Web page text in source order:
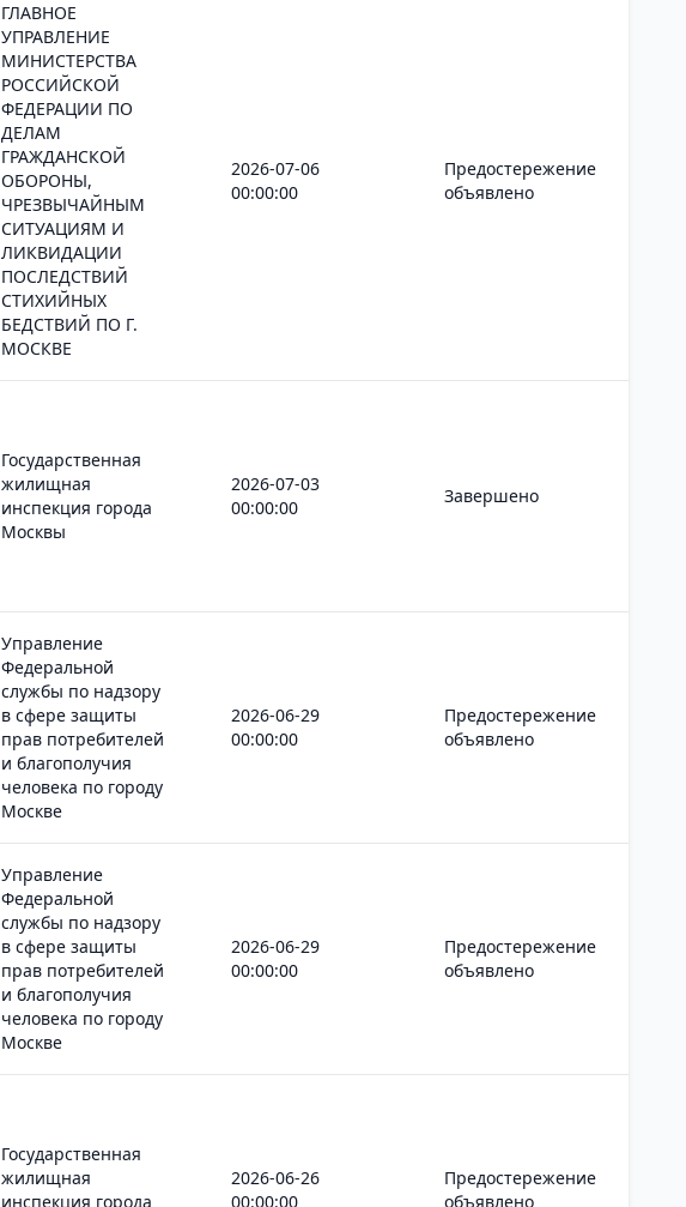
ГЛАВНОЕ
УПРАВЛЕНИЕ
МИНИСТЕРСТВА
РОССИЙСКОЙ
ФЕДЕРАЦИИ ПО
ДЕЛАМ
ГРАЖДАНСКОЙ
ОБОРОНЫ,
ЧРЕЗВЫЧАЙНЫМ
СИТУАЦИЯМ И
ЛИКВИДАЦИИ
ПОСЛЕДСТВИЙ
СТИХИЙНЫХ
БЕДСТВИЙ ПО Г.
МОСКВЕ
2026-07-06
00:00:00
Предостережение
объявлено
Государственная
жилищная
инспекция города
Москвы
2026-07-03
00:00:00
Завершено
Управление
Федеральной
службы по надзору
в сфере защиты
прав потребителей
и благополучия
человека по городу
Москве
2026-06-29
00:00:00
Предостережение
объявлено
Управление
Федеральной
службы по надзору
в сфере защиты
прав потребителей
и благополучия
человека по городу
Москве
2026-06-29
00:00:00
Предостережение
объявлено
Государственная
жилищная
инспекция города
2026-06-26
00:00:00
Предостережение
объявлено